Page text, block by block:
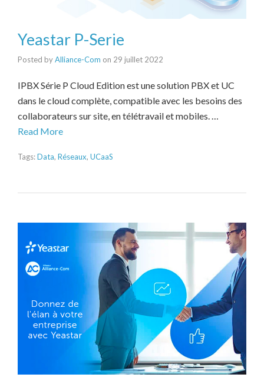
Yeastar P-Serie
Posted byAlliance-Com on 29 juillet 2022
IPBX Série P Cloud Edition est une solution PBX et UC
dans le cloud complète, compatible avec les besoins des
collaborateurs sur site, en télétravail et mobiles. …
Read More
Tags:Data, Réseaux, UCaaS